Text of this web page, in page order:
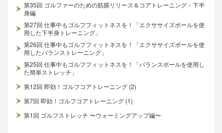
第35回 ゴルファーのための筋膜リリース＆コアトレーニング・下半
身編
第27回 仕事中もゴルフフィットネスを！「エクササイズボールを使
用した下半身トレーニング」
第26回 仕事中もゴルフフィットネスを！「エクササイズボールを使
用したバランストレーニング」
第25回 仕事中もゴルフフィットネスを！「バランスボールを使用し
た簡単ストレッチ」
第12回 即効！ゴルフコアトレーニング (2)
第7回 即効！ゴルフコアトレーニング (1)
第1回 ゴルフストレッチ 〜ウォーミングアップ編〜